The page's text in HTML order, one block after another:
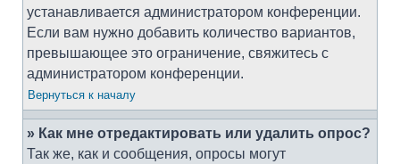
устанавливается администратором конференции.
Если вам нужно добавить количество вариантов,
превышающее это ограничение, свяжитесь с
администратором конференции.
Вернуться к началу
» Как мне отредактировать или удалить опрос?
Так же, как и сообщения, опросы могут